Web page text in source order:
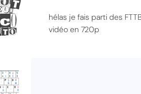
hélas je fais parti des
vidéo en 720p